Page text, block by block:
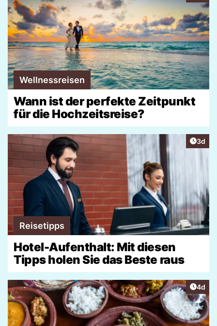
Wellnessreisen
Wann ist der perfekte Zeitpunkt
für die Hochzeitsreise?
3d
Reisetipps
Hotel-Aufenthalt: Mit diesen
Tipps holen Sie das Beste raus
4d